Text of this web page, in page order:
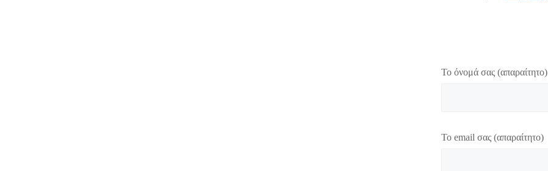
Το όνομά σας (απαραίτητο)
Το email σας (απαραίτητο)